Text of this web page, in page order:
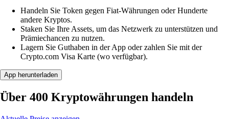
Handeln Sie Token gegen Fiat-Währungen oder Hunderte
andere Kryptos.
Staken Sie Ihre Assets, um das Netzwerk zu unterstützen und
Prämiechancen zu nutzen.
Lagern Sie Guthaben in der App oder zahlen Sie mit der
Crypto.com Visa Karte (wo verfügbar).
App herunterladen
Über 400 Kryptowährungen handeln